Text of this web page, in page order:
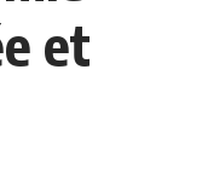
et